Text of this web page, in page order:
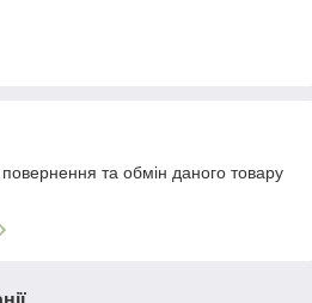
та обмін даного товару